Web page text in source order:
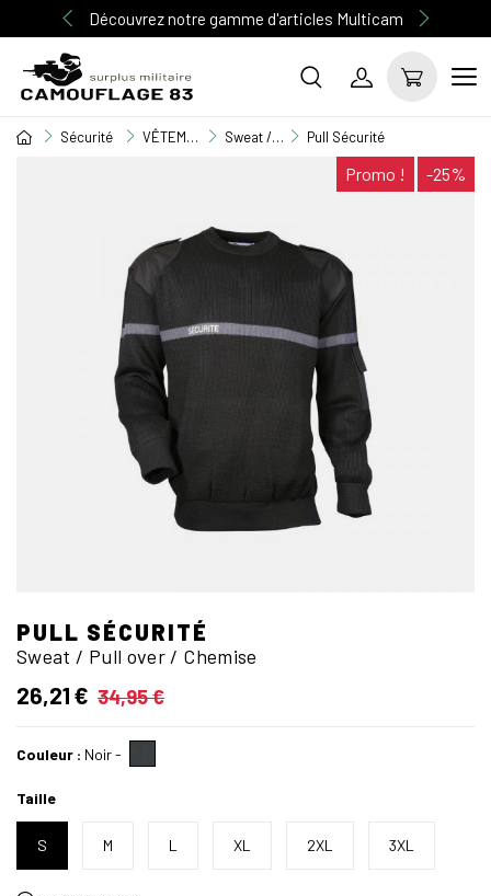
Découvrez notre gamme d'articles Multicam
Sécurité VÊTEMENT SECURITE Sweat / Pull over / Chemise Pull Sécurité
Promo ! -25%
PULL SÉCURITÉ
Sweat / Pull over / Chemise
26,21 € 34,95 €
Couleur : Noir-
Taille
S M L XL 2XL 3XL